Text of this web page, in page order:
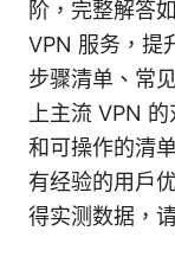
阶，完整解答
VPN 服务，提
步骤清单、常
上主流 VPN
和可操作的清
有经验的用户
得实测数据，